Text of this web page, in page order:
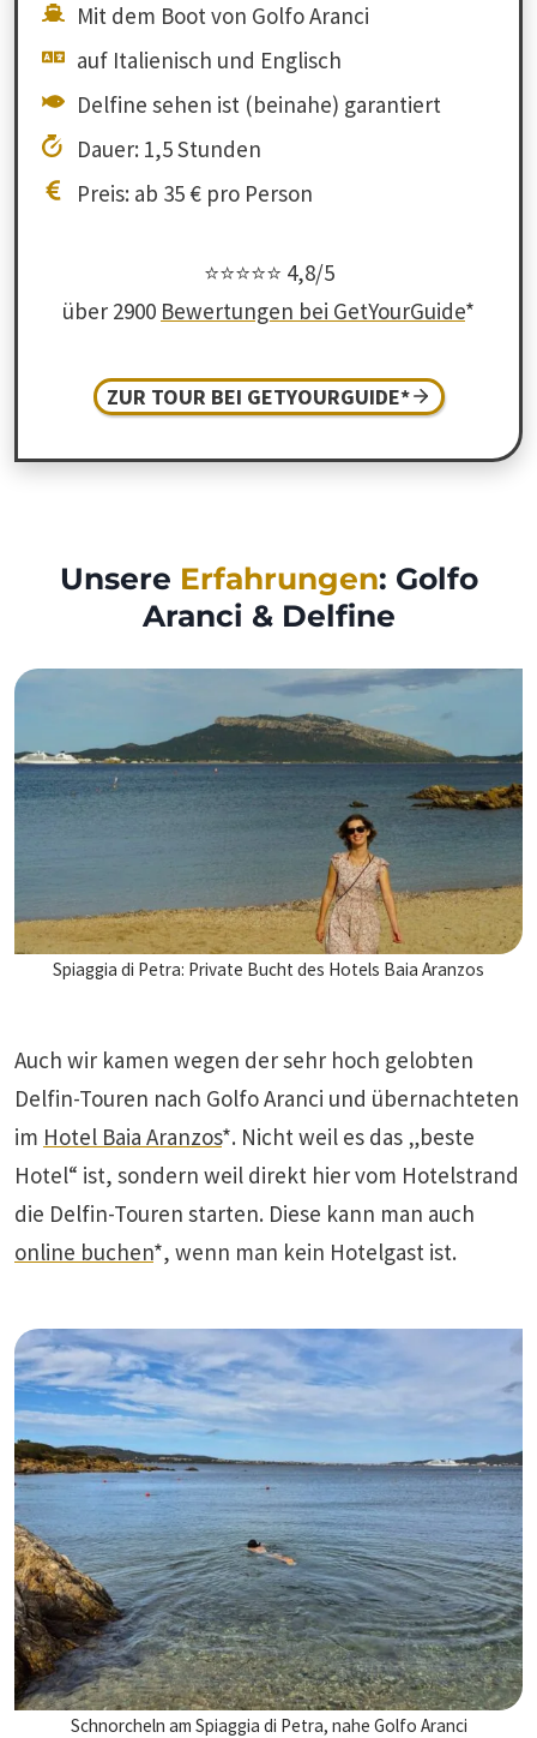
Mit dem Boot von Golfo Aranci
auf Italienisch und Englisch
Delfine sehen ist (beinahe) garantiert
Dauer: 1,5 Stunden
Preis: ab 35 € pro Person
⭐⭐⭐⭐⭐ 4,8/5
über 2900 Bewertungen bei GetYourGuide*
ZUR TOUR BEI GETYOURGUIDE*
Unsere Erfahrungen: Golfo
Aranci & Delfine
Spiaggia di Petra: Private Bucht des Hotels Baia Aranzos
Auch wir kamen wegen der sehr hoch gelobten
Delfin-Touren nach Golfo Aranci und übernachteten
im Hotel Baia Aranzos*. Nicht weil es das „beste
Hotel“ ist, sondern weil direkt hier vom Hotelstrand
die Delfin-Touren starten. Diese kann man auch
online buchen*, wenn man kein Hotelgast ist.
Schnorcheln am Spiaggia di Petra, nahe Golfo Aranci